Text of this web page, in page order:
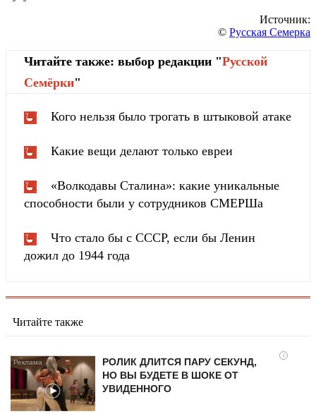
Источник:
© Русская Семерка
Читайте также: выбор редакции "Русской
Cемёрки"
Кого нельзя было трогать в штыковой атаке
Какие вещи делают только евреи
«Волкодавы Сталина»: какие уникальные
способности были у сотрудников СМЕРШа
Что стало бы с СССР, если бы Ленин
дожил до 1944 года
Читайте также
i
РОЛИК ДЛИТСЯ ПАРУ СЕКУНД,
НО ВЫ БУДЕТЕ В ШОКЕ ОТ
УВИДЕННОГО